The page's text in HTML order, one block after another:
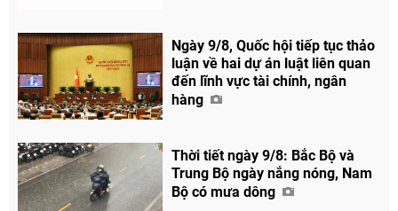
Ngày 9/8, Quốc hội tiếp tục thảo
luận về hai dự án luật liên quan
đến lĩnh vực tài chính, ngân
hàng
Thời tiết ngày 9/8: Bắc Bộ và
Trung Bộ ngày nắng nóng, Nam
Bộ có mưa dông